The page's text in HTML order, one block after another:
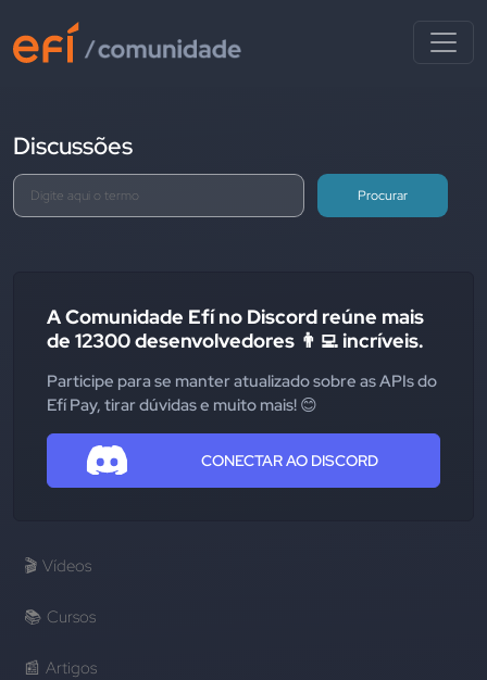
Discussões
Procurar
A Comunidade Efí no Discord reúne mais
de 12300 desenvolvedores 👨‍💻 incríveis.
Participe para se manter atualizado sobre as APIs do
Efí Pay, tirar dúvidas e muito mais! 😊
CONECTAR AO DISCORD
🎬 Vídeos
📚 Cursos
📰 Artigos